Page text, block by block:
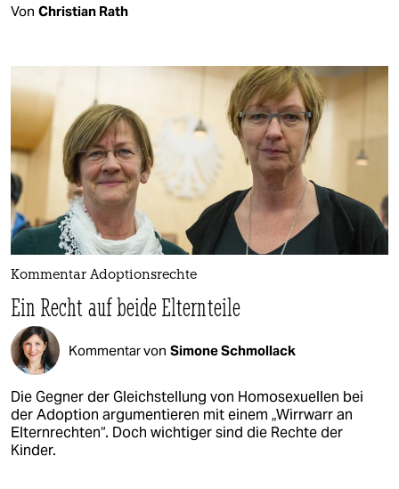
Von Christian Rath
Kommentar Adoptionsrechte
Ein Recht auf beide Elternteile
Kommentar von Simone Schmollack
Die Gegner der Gleichstellung von Homosexuellen bei
der Adoption argumentieren mit einem „Wirrwarr an
Elternrechten“. Doch wichtiger sind die Rechte der
Kinder.